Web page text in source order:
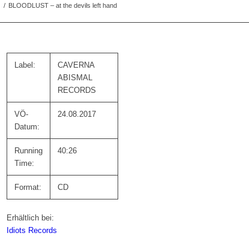
/ BLOODLUST – at the devils left hand
Label:
CAVERNA
ABISMAL
RECORDS
VÖ-
Datum:
24.08.2017
Running
Time:
40:26
Format: CD
Erhältlich bei:
Idiots Records